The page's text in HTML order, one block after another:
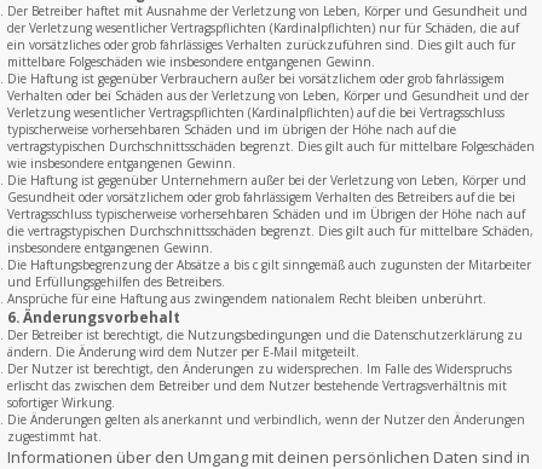
Der Betreiber haftet mit Ausnahme der Verletzung von Leben, Körper und Gesundheit und
der Verletzung wesentlicher Vertragspflichten (Kardinalpflichten) nur für Schäden, die auf
ein vorsätzliches oder grob fahrlässiges Verhalten zurückzuführen sind. Dies gilt auch für
mittelbare Folgeschäden wie insbesondere entgangenen Gewinn.
Die Haftung ist gegenüber Verbrauchern außer bei vorsätzlichem oder grob fahrlässigem
Verhalten oder bei Schäden aus der Verletzung von Leben, Körper und Gesundheit und der
Verletzung wesentlicher Vertragspflichten (Kardinalpflichten) auf die bei Vertragsschluss
typischerweise vorhersehbaren Schäden und im übrigen der Höhe nach auf die
vertragstypischen Durchschnittsschäden begrenzt. Dies gilt auch für mittelbare Folgeschäden
wie insbesondere entgangenen Gewinn.
Die Haftung ist gegenüber Unternehmern außer bei der Verletzung von Leben, Körper und
Gesundheit oder vorsätzlichem oder grob fahrlässigem Verhalten des Betreibers auf die bei
Vertragsschluss typischerweise vorhersehbaren Schäden und im Übrigen der Höhe nach auf
die vertragstypischen Durchschnittsschäden begrenzt. Dies gilt auch für mittelbare Schäden,
insbesondere entgangenen Gewinn.
Die Haftungsbegrenzung der Absätze a bis c gilt sinngemäß auch zugunsten der Mitarbeiter
und Erfüllungsgehilfen des Betreibers.
Ansprüche für eine Haftung aus zwingendem nationalem Recht bleiben unberührt.
6. Änderungsvorbehalt
Der Betreiber ist berechtigt, die Nutzungsbedingungen und die Datenschutzerklärung zu
ändern. Die Änderung wird dem Nutzer per E-Mail mitgeteilt.
Der Nutzer ist berechtigt, den Änderungen zu widersprechen. Im Falle des Widerspruchs
erlischt das zwischen dem Betreiber und dem Nutzer bestehende Vertragsverhältnis mit
sofortiger Wirkung.
Die Änderungen gelten als anerkannt und verbindlich, wenn der Nutzer den Änderungen
zugestimmt hat.
Informationen über den Umgang mit deinen persönlichen Daten sind in